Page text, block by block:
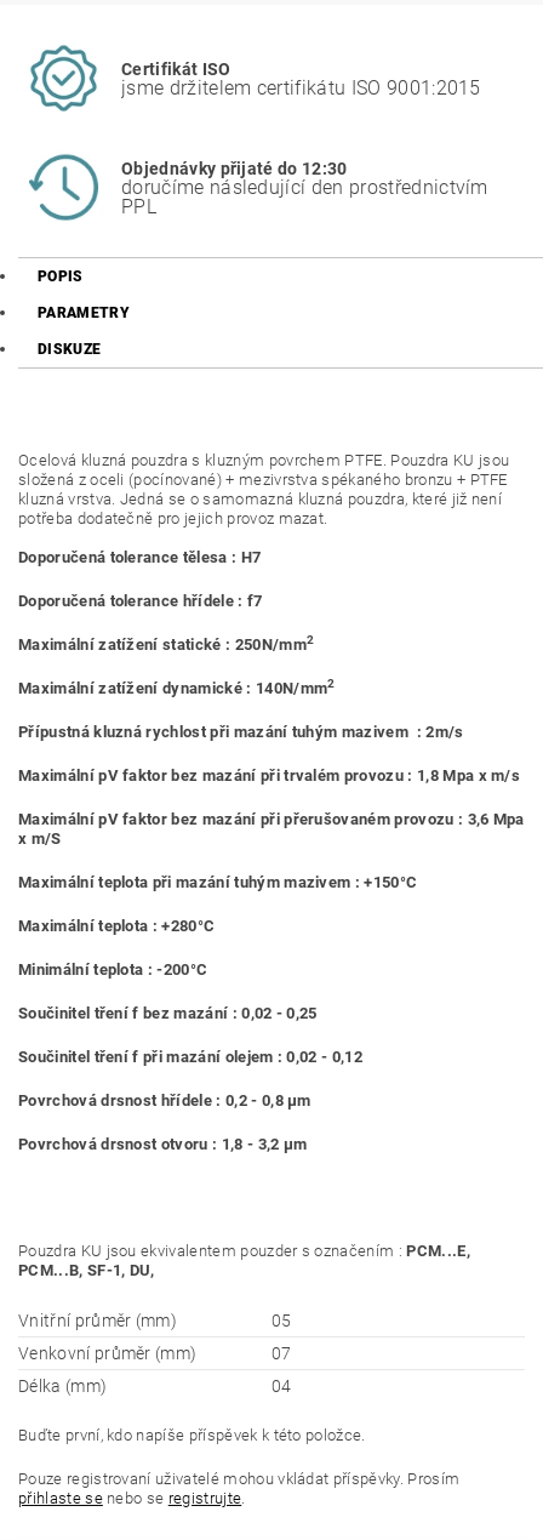
Certifikát ISO
jsme držitelem certifikátu ISO 9001:2015
Objednávky přijaté do 12:30
doručíme následující den prostřednictvím
PPL
POPIS
PARAMETRY
DISKUZE
Ocelová kluzná pouzdra s kluzným povrchem PTFE. Pouzdra KU jsou
složená z oceli (pocínované) + mezivrstva spékaného bronzu + PTFE
kluzná vrstva. Jedná se o samomazná kluzná pouzdra, které již není
potřeba dodatečně pro jejich provoz mazat.
Doporučená tolerance tělesa : H7
Doporučená tolerance hřídele : f7
Maximální zatížení statické : 250N/mm2
Maximální zatížení dynamické : 140N/mm2
Přípustná kluzná rychlost při mazání tuhým mazivem : 2m/s
Maximální pV faktor bez mazání při trvalém provozu : 1,8 Mpa x m/s
Maximální pV faktor bez mazání při přerušovaném provozu : 3,6 Mpa
x m/S
Maximální teplota při mazání tuhým mazivem : +150°C
Maximální teplota : +280°C
Minimální teplota : -200°C
Součinitel tření f bez mazání : 0,02 - 0,25
Součinitel tření f při mazání olejem : 0,02 - 0,12
Povrchová drsnost hřídele : 0,2 - 0,8 μm
Povrchová drsnost otvoru : 1,8 - 3,2 μm
Pouzdra KU jsou ekvivalentem pouzder s označením :PCM...E,
PCM...B, SF-1, DU,
Vnitřní průměr (mm)
05
Venkovní průměr (mm)
07
Délka (mm)
04
Buďte první, kdo napíše příspěvek k této položce.
Pouze registrovaní uživatelé mohou vkládat příspěvky. Prosím
přihlaste senebo se registrujte.